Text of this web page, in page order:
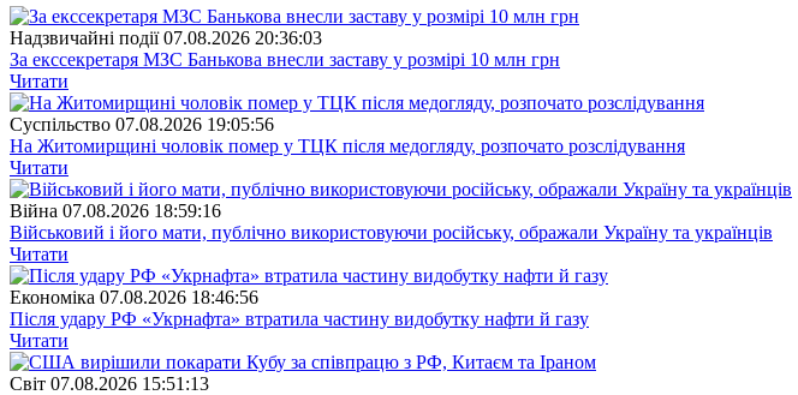
Надзвичайні події 07.08.2026 20:36:03
За екссекретаря МЗС Банькова внесли заставу у розмірі 10 млн грн
Читати
Суспiльство 07.08.2026 19:05:56
На Житомирщині чоловік помер у ТЦК після медогляду, розпочато розслідування
Читати
Війна 07.08.2026 18:59:16
Військовий і його мати, публічно використовуючи російську, ображали Україну та українців
Читати
Економіка 07.08.2026 18:46:56
Після удару РФ «Укрнафта» втратила частину видобутку нафти й газу
Читати
Свiт 07.08.2026 15:51:13